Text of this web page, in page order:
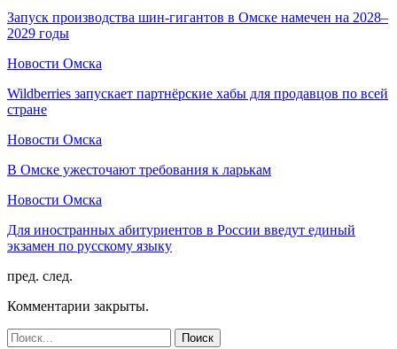
Запуск производства шин-гигантов в Омске намечен на 2028–
2029 годы
Новости Омска
Wildberries запускает партнёрские хабы для продавцов по всей
стране
Новости Омска
В Омске ужесточают требования к ларькам
Новости Омска
Для иностранных абитуриентов в России введут единый
экзамен по русскому языку
пред. след.
Комментарии закрыты.